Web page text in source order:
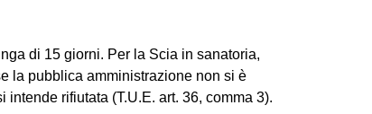
di 15 giorni. Per la Scia in sanatoria,
la pubblica amministrazione non si è
rifiutata (T.U.E. art. 36, comma 3).